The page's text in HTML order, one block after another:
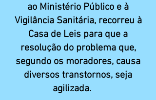
ao Ministério Público e à
Vigilância Sanitária, recorreu à
Casa de Leis para que a
resolução do problema que,
segundo os moradores, causa
diversos transtornos, seja
agilizada.